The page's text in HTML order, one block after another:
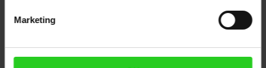
Marketing
Mo.-Sa.: 7.00 - 21.00 Uhr